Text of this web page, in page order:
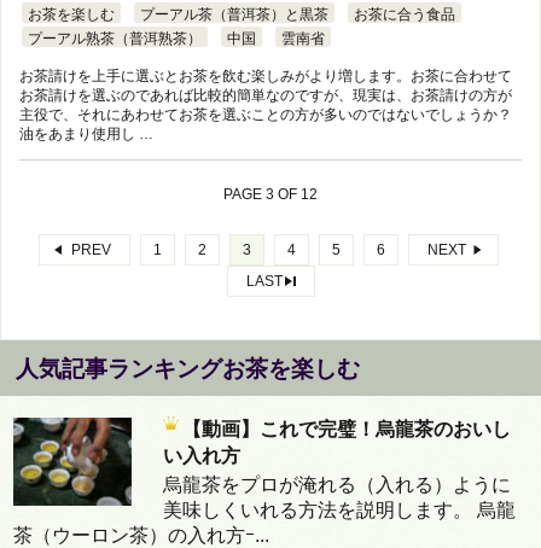
お茶を楽しむ プーアル茶（普洱茶）と黒茶
お茶に合う食品
プーアル熟茶（普洱熟茶）
中国 雲南省
お茶請けを上手に選ぶとお茶を飲む楽しみがより増します。お茶に合わせて
お茶請けを選ぶのであれば比較的簡単なのですが、現実は、お茶請けの方が
主役で、それにあわせてお茶を選ぶことの方が多いのではないでしょうか？
油をあまり使用し …
PAGE 3 OF 12
PREV 1 2 3 4 5 6
NEXT
LAST
人気記事ランキングお茶を楽しむ
【動画】これで完璧！烏龍茶のおいし
い入れ方
烏龍茶をプロが淹れる（入れる）ように
美味しくいれる方法を説明します。 烏龍
茶（ウーロン茶）の入れ方ｰ...